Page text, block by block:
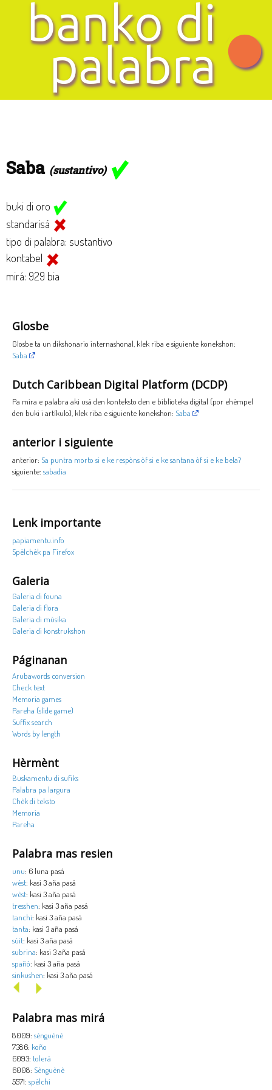
Saba (sustantivo)
buki di oro
standarisá
tipo di palabra: sustantivo
kontabel
mirá: 929 bia
Glosbe
Glosbe ta un dikshonario internashonal, klek riba e siguiente konekshon:
Saba
Dutch Caribbean Digital Platform (DCDP)
Pa mira e palabra aki usá den konteksto den e biblioteka digital (por ehèmpel
den buki i artíkulo), klek riba e siguiente konekshon: Saba
anterior i siguiente
anterior: Sa puntra morto si e ke respòns òf si e ke santana òf si e ke bela?
siguiente: sabadia
Lenk importante
papiamentu.info
Spèlchèk pa Firefox
Galeria
Galeria di founa
Galeria di flora
Galeria di músika
Galeria di konstrukshon
Páginanan
Arubawords conversion
Check text
Memoria games
Pareha (slide game)
Suffix search
Words by length
Hèrmènt
Buskamentu di sufiks
Palabra pa largura
Chèk di teksto
Memoria
Pareha
Palabra mas resien
unu: 6 luna pasá
wèst: kasi 3 aña pasá
wèst: kasi 3 aña pasá
tresshen: kasi 3 aña pasá
tanchi: kasi 3 aña pasá
tanta: kasi 3 aña pasá
sùit: kasi 3 aña pasá
subrina: kasi 3 aña pasá
spañó: kasi 3 aña pasá
sinkushen: kasi 3 aña pasá
Palabra mas mirá
8009: sènguènè
7386: koño
6093: tolerá
6008: Sènguènè
5571: spèlchi